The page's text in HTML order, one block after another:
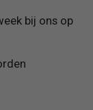
bij ons op